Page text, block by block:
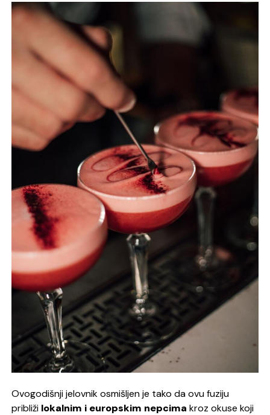
Ovogodišnji jelovnik osmišljen je tako da ovu fuziju
približi lokalnim i europskim nepcima kroz okuse koji